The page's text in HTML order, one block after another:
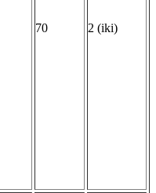
70 2 (iki)